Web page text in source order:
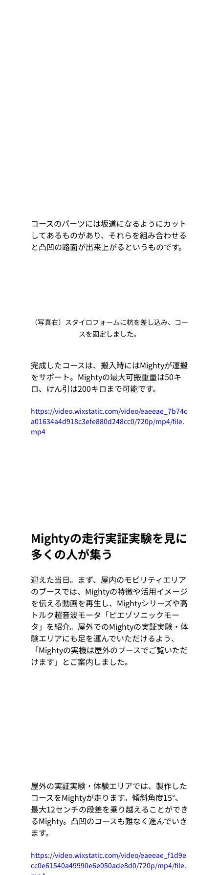
コースのパーツには坂道になるようにカット
してあるものがあり、それらを組み合わせる
と凸凹の路面が出来上がるというものです。
（写真右）スタイロフォームに杭を差し込み、コー
スを固定しました。
完成したコースは、搬入時にはMightyが運搬
をサポート。Mightyの最大可搬重量は50キ
ロ、けん引は200キロまで可能です。
https://video.wixstatic.com/video/eaeeae_7b74c
a01634a4d918c3efe880d248cc0/720p/mp4/file.
mp4
Mightyの走行実証実験を見に
多くの人が集う
迎えた当日。まず、屋内のモビリティエリア
のブースでは、Mightyの特徴や活用イメージ
を伝える動画を再生し、Mightyシリーズや高
トルク超音波モータ「ピエゾソニックモー
タ」を紹介。屋外でのMightyの実証実験・体
験エリアにも足を運んでいただけるよう、
「Mightyの実機は屋外のブースでご覧いただ
けます」とご案内しました。
屋外の実証実験・体験エリアでは、製作した
コースをMightyが走ります。傾斜角度15°、
最大12センチの段差を乗り越えることができ
るMighty。凸凹のコースも難なく進んでいき
ます。
https://video.wixstatic.com/video/eaeeae_f1d9e
cc0e61540a49990e6e050ade8d0/720p/mp4/file.